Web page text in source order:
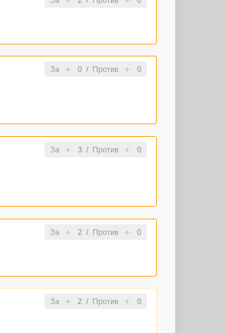
За 0/ Против 0
За 3/ Против 0
За 2/ Против 0
За 2/ Против 0